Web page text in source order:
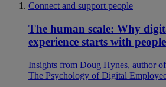
Connect and support people
The human scale: Why
experience starts with people
Insights from Doug Hynes, author
The Psychology of Digital